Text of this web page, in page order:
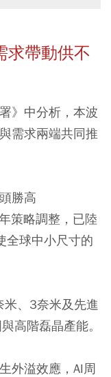
求帶動供不
》中分析，本波
需求兩端共同推
勝高
策略調整，已陸
全球中小尺寸的
、3奈米及先進
高階磊晶產能。
外溢效應，AI周